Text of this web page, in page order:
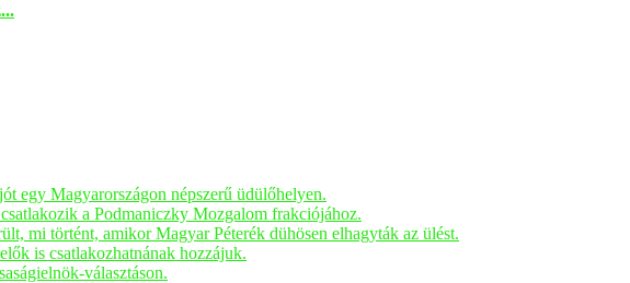
egy Magyarországon népszerű üdülőhelyen.
a Podmaniczky Mozgalom frakciójához.
mi történt, amikor Magyar Péterék dühösen elhagyták az ülést.
is csatlakozhatnának hozzájuk.
választáson.